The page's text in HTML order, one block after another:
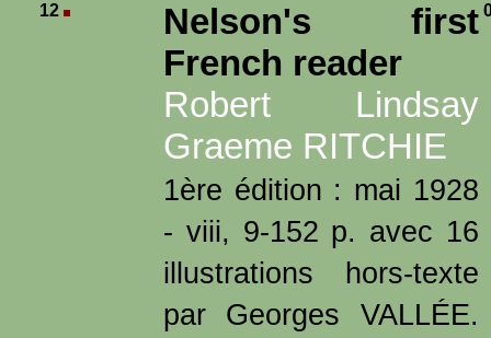
12
Nelson's first
French reader
Robert Lindsay
Graeme RITCHIE
1ère édition : mai 1928
- viii, 9-152 p. avec 16
illustrations hors-texte
par Georges VALLÉE.